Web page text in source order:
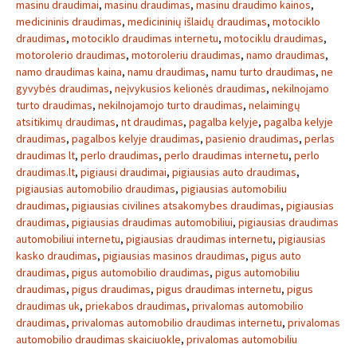
masinu draudimai, masinu draudimas, masinu draudimo kainos,
medicininis draudimas, medicininių išlaidų draudimas, motociklo
draudimas, motociklo draudimas internetu, motociklu draudimas,
motorolerio draudimas, motoroleriu draudimas, namo draudimas,
namo draudimas kaina, namu draudimas, namu turto draudimas, ne
gyvybės draudimas, neįvykusios kelionės draudimas, nekilnojamo
turto draudimas, nekilnojamojo turto draudimas, nelaimingų
atsitikimų draudimas, nt draudimas, pagalba kelyje, pagalba kelyje
draudimas, pagalbos kelyje draudimas, pasienio draudimas, perlas
draudimas lt, perlo draudimas, perlo draudimas internetu, perlo
draudimas.lt, pigiausi draudimai, pigiausias auto draudimas,
pigiausias automobilio draudimas, pigiausias automobiliu
draudimas, pigiausias civilines atsakomybes draudimas, pigiausias
draudimas, pigiausias draudimas automobiliui, pigiausias draudimas
automobiliui internetu, pigiausias draudimas internetu, pigiausias
kasko draudimas, pigiausias masinos draudimas, pigus auto
draudimas, pigus automobilio draudimas, pigus automobiliu
draudimas, pigus draudimas, pigus draudimas internetu, pigus
draudimas uk, priekabos draudimas, privalomas automobilio
draudimas, privalomas automobilio draudimas internetu, privalomas
automobilio draudimas skaiciuokle, privalomas automobiliu